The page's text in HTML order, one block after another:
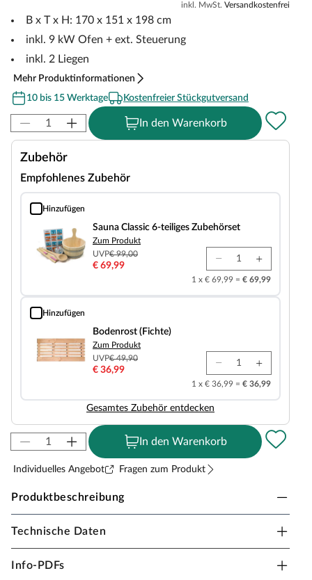
inkl. MwSt. Versandkostenfrei
B x T x H: 170 x 151 x 198 cm
inkl. 9 kW Ofen + ext. Steuerung
inkl. 2 Liegen
Mehr Produktinformationen
10 bis 15 Werktage
Kostenfreier Stückgutversand
In den Warenkorb
Zubehör
Empfohlenes Zubehör
Hinzufügen
Sauna Classic 6-teiliges Zubehörset
Sauna Classic 6-teiliges Zubehörset
Zum Produkt
UVP€ 99,00
€ 69,99
1 x € 69,99 = € 69,99
Hinzufügen
Bodenrost (Fichte)
Bodenrost (Fichte)
Zum Produkt
UVP€ 49,90
€ 36,99
1 x € 36,99 = € 36,99
Gesamtes Zubehör entdecken
In den Warenkorb
Individuelles Angebot Fragen zum Produkt
Produktbeschreibung
Sicherheitshinweise
Saunafässer, Kotas, Infrarotkabinen, Saunaöfen etc.)
Technische Daten
Info-PDFs